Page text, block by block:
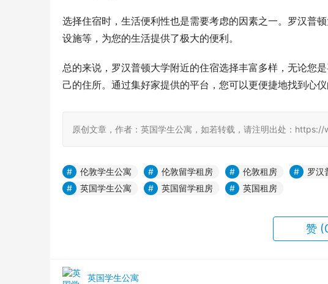
选择住宿时，生活便利性也是需要考虑的因素之一。罗汉普
设施等，为您的生活提供了极大的便利。
总的来说，罗汉普顿大学附近的住宿选择丰富多样，无论您
己的住所。通过集好家提供的平台，您可以更便捷地找到心
原创文章，作者：英国学生公寓，如若转载，请注明出处：
伦敦学生公寓 伦敦留学租房 伦敦租房 罗汉
英国学生公寓
英国留学租房 英国租房
赞
英国学生公寓